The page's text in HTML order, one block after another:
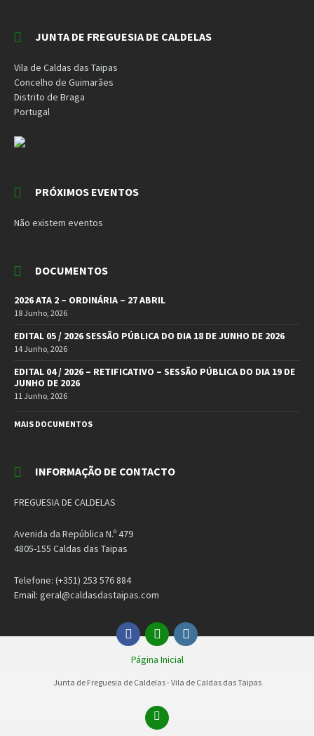
JUNTA DE FREGUESIA DE CALDELAS
Vila de Caldas das Taipas
Concelho de Guimarães
Distrito de Braga
Portugal
PRÓXIMOS EVENTOS
Não existem eventos
DOCUMENTOS
2026 ATA 2 – ORDINÁRIA – 27 ABRIL
18 Junho, 2026
EDITAL 05 / 2026 SESSÃO PÚBLICA DO DIA 18 DE JUNHO DE 2026
14 Junho, 2026
EDITAL 04 / 2026 – RETIFICATIVO – SESSÃO PÚBLICA DO DIA 19 DE
JUNHO DE 2026
11 Junho, 2026
MAIS DOCUMENTOS
INFORMAÇÃO DE CONTACTO
FREGUESIA DE CALDELAS
Avenida da República N.º 479
4805-155 Caldas das Taipas
Telefone: (+351) 253 576 884
Email: geral@caldasdastaipas.com
Facebook
EmailInstagram
Página Inicial
Junta de Freguesia de Caldelas - Vila de Caldas das Taipas